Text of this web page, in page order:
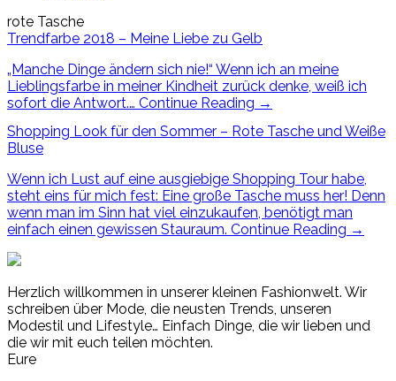
rote Tasche
Trendfarbe 2018 – Meine Liebe zu Gelb
„Manche Dinge ändern sich nie!“ Wenn ich an meine
Lieblingsfarbe in meiner Kindheit zurück denke, weiß ich
sofort die Antwort.… Continue Reading →
Shopping Look für den Sommer – Rote Tasche und Weiße
Bluse
Wenn ich Lust auf eine ausgiebige Shopping Tour habe,
steht eins für mich fest: Eine große Tasche muss her! Denn
wenn man im Sinn hat viel einzukaufen, benötigt man
einfach einen gewissen Stauraum. Continue Reading →
Herzlich willkommen in unserer kleinen Fashionwelt. Wir
schreiben über Mode, die neusten Trends, unseren
Modestil und Lifestyle… Einfach Dinge, die wir lieben und
die wir mit euch teilen möchten.
Eure